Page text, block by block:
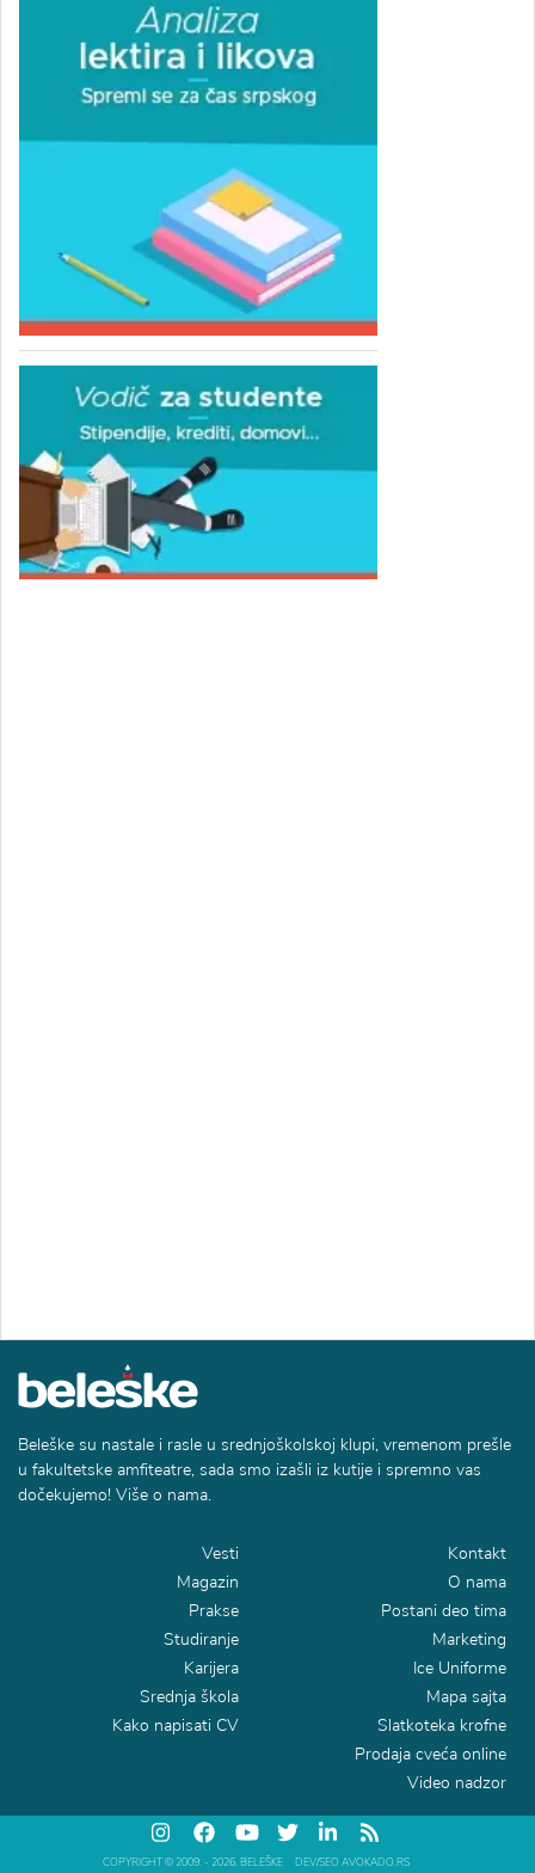
Beleške su nastale i rasle u srednjoškolskoj klupi, vremenom prešle
u fakultetske amfiteatre, sada smo izašli iz kutije i spremno vas
dočekujemo! Više o nama.
Vesti
Magazin
Prakse
Studiranje
Karijera
Srednja škola
Kako napisati CV
Kontakt
O nama
Postani deo tima
Marketing
Ice Uniforme
Mapa sajta
Slatkoteka krofne
Prodaja cveća online
Video nadzor
COPYRIGHT © 2009. - 2026. BELEŠKE DEV/SEO AVOKADO.RS